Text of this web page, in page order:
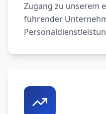
Zugang zu unserem
führender